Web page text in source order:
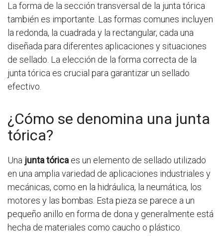
La forma de la sección transversal de la junta tórica
también es importante. Las formas comunes incluyen
la redonda, la cuadrada y la rectangular, cada una
diseñada para diferentes aplicaciones y situaciones
de sellado. La elección de la forma correcta de la
junta tórica es crucial para garantizar un sellado
efectivo.
¿Cómo se denomina una junta
tórica?
Una junta tórica es un elemento de sellado utilizado
en una amplia variedad de aplicaciones industriales y
mecánicas, como en la hidráulica, la neumática, los
motores y las bombas. Esta pieza se parece a un
pequeño anillo en forma de dona y generalmente está
hecha de materiales como caucho o plástico.